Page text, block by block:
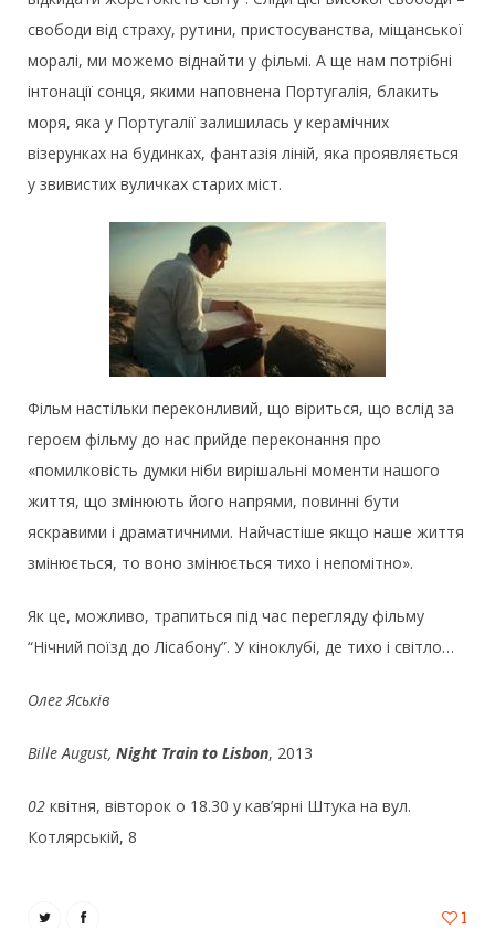
свободи від страху, рутини, пристосуванства, міщанської
моралі, ми можемо віднайти у фільмі. А ще нам потрібні
інтонації сонця, якими наповнена Португалія, блакить
моря, яка у Португалії залишилась у керамічних
візерунках на будинках, фантазія ліній, яка проявляється
у звивистих вуличках старих міст.
Фільм настільки переконливий, що віриться, що вслід за
героєм фільму до нас прийде переконання про
«помилковість думки ніби вирішальні моменти нашого
життя, що змінюють його напрями, повинні бути
яскравими і драматичними. Найчастіше якщо наше життя
змінюється, то воно змінюється тихо і непомітно».
Як це, можливо, трапиться під час перегляду фільму
“Нічний поїзд до Лісабону”. У кіноклубі, де тихо і світло…
Олег Яськів
Bille August, Night Train to Lisbon, 2013
02 квітня, вівторок о 18.30 у кав’ярні Штука на вул.
Котлярській, 8
1